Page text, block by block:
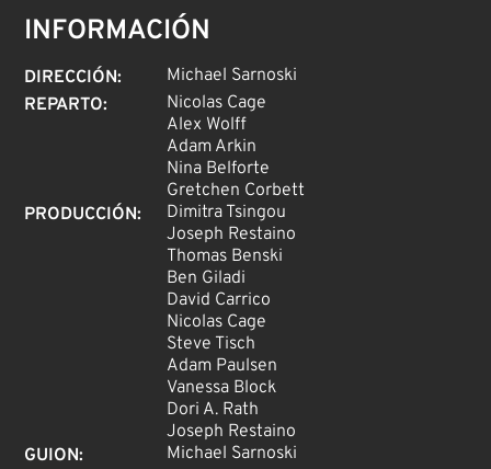
INFORMACIÓN
DIRECCIÓN:
Michael Sarnoski
REPARTO:
Nicolas Cage
Alex Wolff
Adam Arkin
Nina Belforte
Gretchen Corbett
PRODUCCIÓN:
Dimitra Tsingou
Joseph Restaino
Thomas Benski
Ben Giladi
David Carrico
Nicolas Cage
Steve Tisch
Adam Paulsen
Vanessa Block
Dori A. Rath
Joseph Restaino
GUION:
Michael Sarnoski